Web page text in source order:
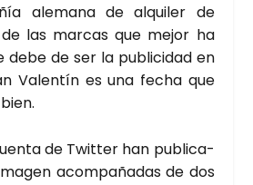
ale­ma­na de alqui­ler de
las mar­cas que mejor ha
debe de ser la publi­ci­dad en
Valen­tín es una fecha que
de Twit­ter han publi­ca­
acom­pa­ña­das de dos